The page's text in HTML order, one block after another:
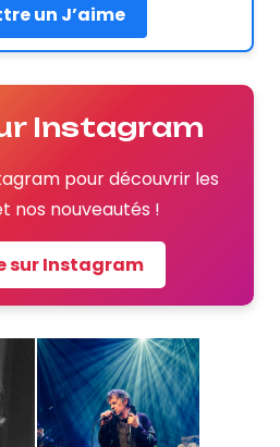
un J’aime
Instagram
pour découvrir les
nos nouveautés !
sur Instagram